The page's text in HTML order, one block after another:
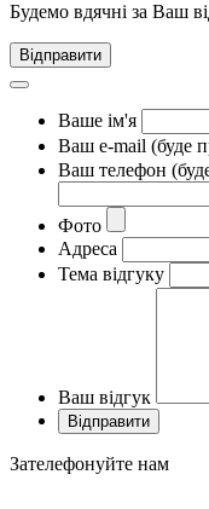
Будемо вдячні за Ваш
Відправити
Ваше ім'я
Ваш e-mail (буде
Ваш телефон
Фото
Адреса
Тема відгуку
Ваш відгук
Зателефонуйте нам